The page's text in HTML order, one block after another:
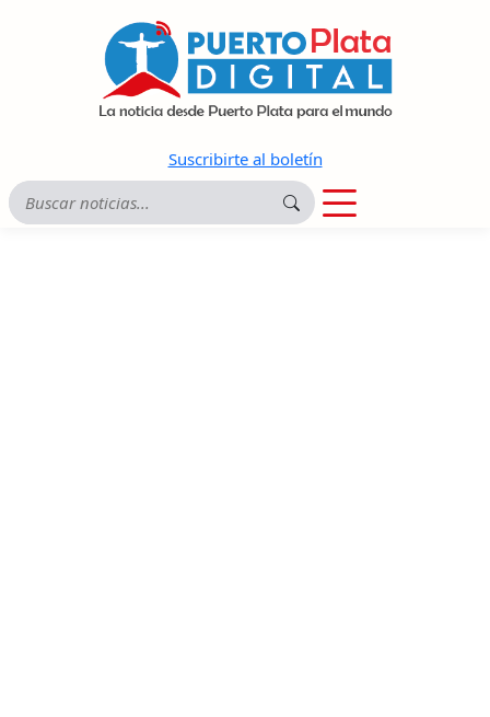
Suscribirte al boletín